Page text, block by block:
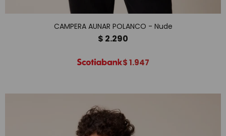
CAMPERA AUNAR POLANCO - Nude
$ 2.290
$1.947